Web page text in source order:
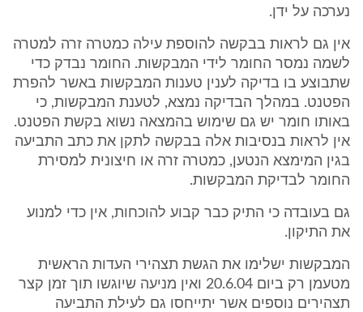
נערכה על ידן.
אין גם לראות בבקשה להוספת עילה כמטרה זרה למטרה
לשמה נמסר החומר לידי המבקשות. החומר נבדק כדי
שתבוצע בו בדיקה לענין טענות המבקשות באשר להפרת
הפטנט. במהלך הבדיקה נמצא, לטענת המבקשות, כי
באותו חומר יש גם שימוש בהמצאה נשוא בקשת הפטנט.
אין לראות בנסיבות אלה בבקשה לתקן את כתב התביעה
בגין המימצא הנטען, כמטרה זרה או חיצונית למסירת
החומר לבדיקת המבקשות.
גם בעובדה כי התיק כבר קבוע להוכחות, אין כדי למנוע
את התיקון.
המבקשות ישלימו את הגשת תצהירי העדות הראשית
מטעמן רק ביום 20.6.04 ואין מניעה שיוגשו תוך זמן קצר
תצהירים נוספים אשר יתייחסו גם לעילת התביעה